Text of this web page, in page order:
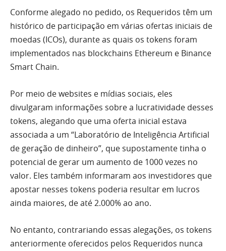
Conforme alegado no pedido, os Requeridos têm um
histórico de participação em várias ofertas iniciais de
moedas (ICOs), durante as quais os tokens foram
implementados nas blockchains Ethereum e Binance
Smart Chain.
Por meio de websites e mídias sociais, eles
divulgaram informações sobre a lucratividade desses
tokens, alegando que uma oferta inicial estava
associada a um “Laboratório de Inteligência Artificial
de geração de dinheiro”, que supostamente tinha o
potencial de gerar um aumento de 1000 vezes no
valor. Eles também informaram aos investidores que
apostar nesses tokens poderia resultar em lucros
ainda maiores, de até 2.000% ao ano.
No entanto, contrariando essas alegações, os tokens
anteriormente oferecidos pelos Requeridos nunca